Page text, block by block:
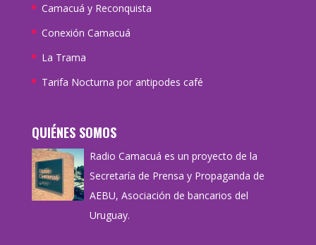
Camacuá y Reconquista
Conexión Camacuá
La Trama
Tarifa Nocturna por antipodes café
QUIÉNES SOMOS
Radio Camacuá es un proyecto de la
Secretaría de Prensa y Propaganda de
AEBU, Asociación de bancarios del
Uruguay.